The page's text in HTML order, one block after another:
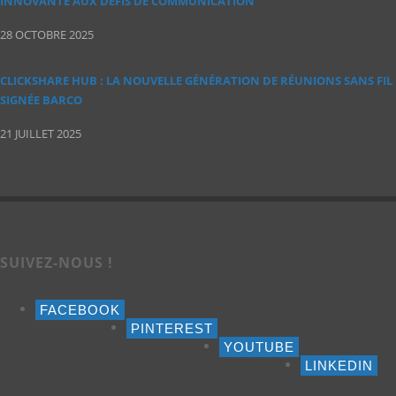
28 OCTOBRE 2025
CLICKSHARE HUB : LA NOUVELLE GÉNÉRATION DE RÉUNIONS SANS FIL
SIGNÉE BARCO
21 JUILLET 2025
SUIVEZ-NOUS !
FACEBOOK
PINTEREST
YOUTUBE
LINKEDIN